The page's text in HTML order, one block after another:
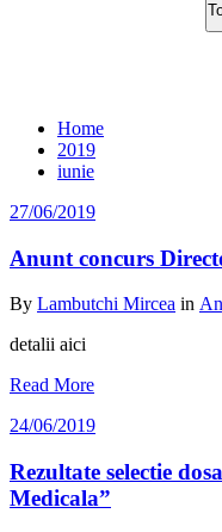
Home
2019
iunie
27/06/2019
Anunt concurs
By Lambutchi Mircea in
detalii aici
Read More
24/06/2019
Rezultate selectie
Medicala”